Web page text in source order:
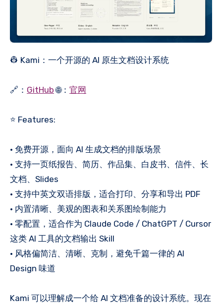
👷 Kami：一个开源的 AI 原生文档设计系统
🔗： GitHub🌐： 官网
⭐️ Features:
• 免费开源，面向 AI 生成文档的排版场景
• 支持一页纸报告、简历、作品集、白皮书、信件、长
文档、Slides
• 支持中英文双语排版，适合打印、分享和导出 PDF
• 内置清晰、美观的图表和关系图绘制能力
• 零配置，适合作为 Claude Code / ChatGPT / Cursor
这类 AI 工具的文档输出 Skill
• 风格偏简洁、清晰、克制，避免千篇一律的 AI
Design 味道
Kami 可以理解成一个给 AI 文档准备的设计系统。现在